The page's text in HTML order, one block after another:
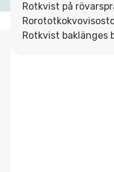
Rotkvist på
Rotkvist baklänges